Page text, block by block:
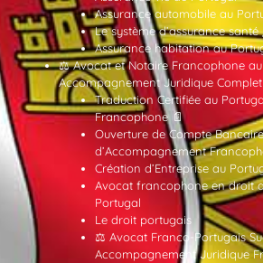
Assurance automobile au
Le système d’assurance
Assurance habitation au
⚖️ Avocat et Notaire Francophone
Accompagnement Juridique Complet
Traduction Certifiée au
Francophone 📄
Ouverture de Compte
d’Accompagnement
Création d’Entreprise au
Avocat francophone en droit
Portugal
Le droit portugais
⚖️ Avocat Franco-Portugais
Accompagnement Juridique